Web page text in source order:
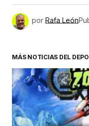
por Rafa León
MÁS NOTICIAS DEL